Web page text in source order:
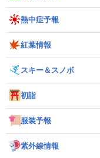
熱中症予報
紅葉情報
スキー＆スノボ
初詣
服装予報
紫外線情報